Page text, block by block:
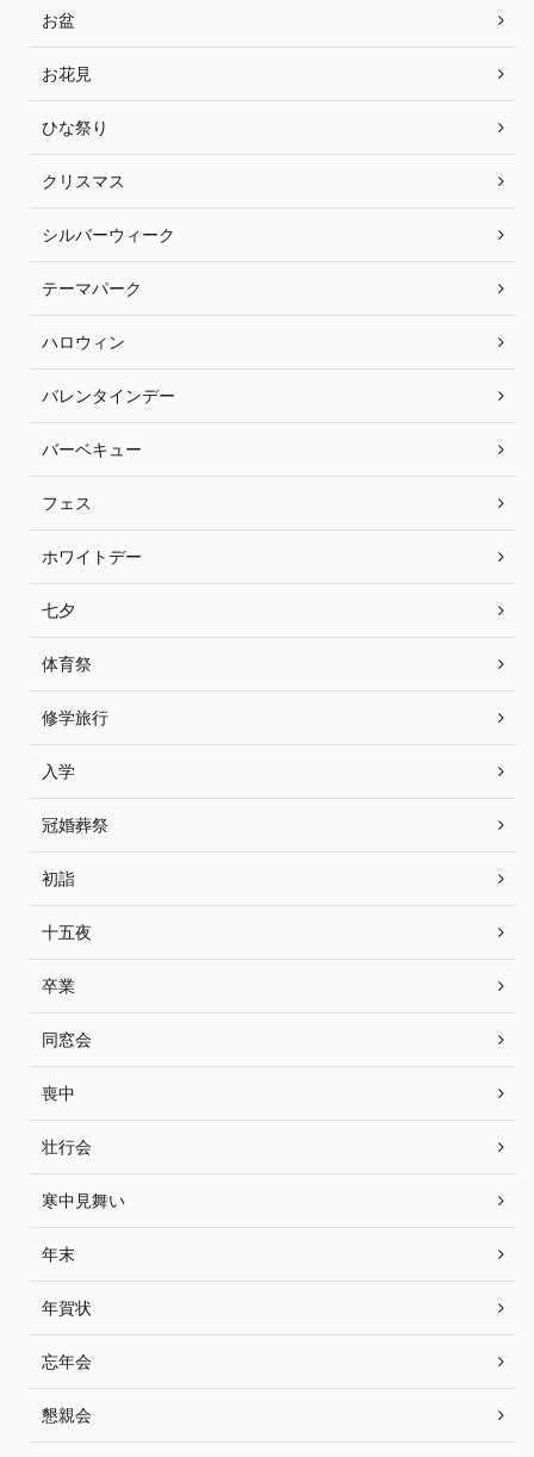
お盆
お花見
ひな祭り
クリスマス
シルバーウィーク
テーマパーク
ハロウィン
バレンタインデー
バーベキュー
フェス
ホワイトデー
七夕
体育祭
修学旅行
入学
冠婚葬祭
初詣
十五夜
卒業
同窓会
喪中
壮行会
寒中見舞い
年末
年賀状
忘年会
懇親会